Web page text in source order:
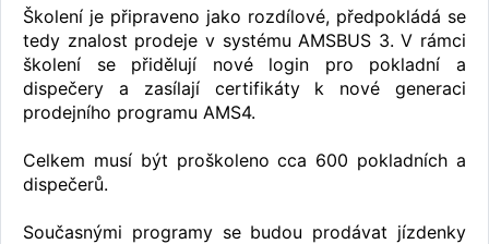
Školení je připraveno jako rozdílové, předpokládá se
tedy znalost prodeje v systému AMSBUS 3. V rámci
školení se přidělují nové login pro pokladní a
dispečery a zasílají certifikáty k nové generaci
prodejního programu AMS4.
Celkem musí být proškoleno cca 600 pokladních a
dispečerů.
Současnými programy se budou prodávat jízdenky